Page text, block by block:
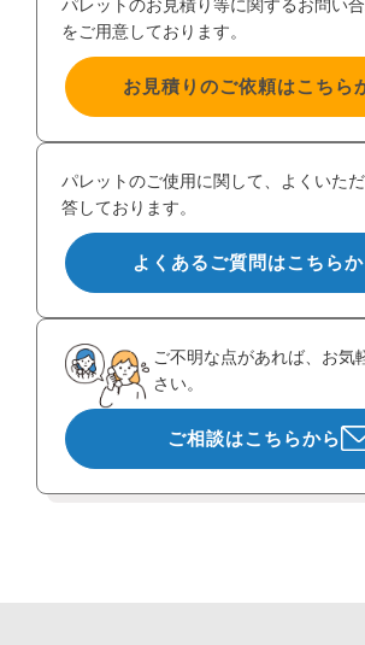
パレットのお見積り等に関するお問い
をご用意しております。
お見積りのご依頼はこちら
パレットのご使用に関して、よくいた
答しております。
よくあるご質問はこちら
ご不明な点があれば、お気
さい。
ご相談はこちらから